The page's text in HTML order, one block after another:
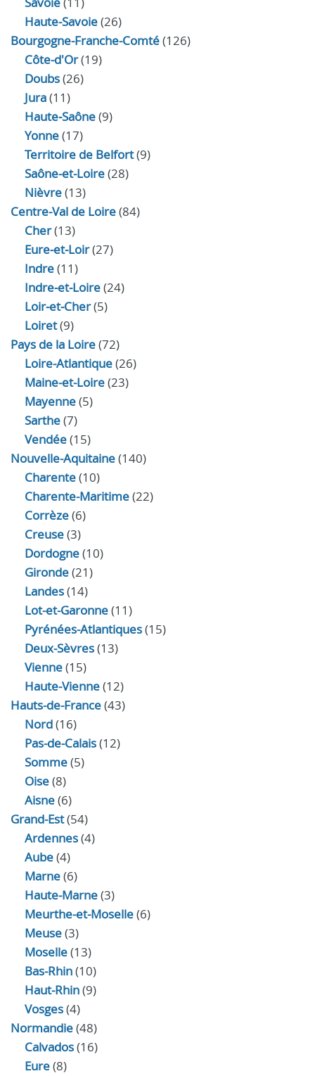
Haute-Savoie(26)
Bourgogne-Franche-Comté(126)
Côte-d'Or(19)
Doubs(26)
Jura(11)
Haute‑Saône(9)
Yonne(17)
Territoire de Belfort(9)
Saône-et-Loire(28)
Nièvre(13)
Centre-Val de Loire(84)
Cher(13)
Eure‑et‑Loir(27)
Indre(11)
Indre‑et‑Loire(24)
Loir‑et‑Cher(5)
Loiret(9)
Pays de la Loire(72)
Loire-Atlantique(26)
Maine-et-Loire(23)
Mayenne(5)
Sarthe(7)
Vendée(15)
Nouvelle-Aquitaine(140)
Charente(10)
Charente-Maritime(22)
Corrèze(6)
Creuse(3)
Dordogne(10)
Gironde(21)
Landes(14)
Lot-et-Garonne(11)
Pyrénées-Atlantiques(15)
Deux-Sèvres(13)
Vienne(15)
Haute-Vienne(12)
Hauts-de-France(43)
Nord(16)
Pas-de-Calais(12)
Somme(5)
Oise(8)
Aisne(6)
Grand-Est(54)
Ardennes(4)
Aube(4)
Marne(6)
Haute-Marne(3)
Meurthe-et-Moselle(6)
Meuse(3)
Moselle(13)
Bas-Rhin(10)
Haut-Rhin(9)
Vosges(4)
Normandie(48)
Calvados(16)
Eure(8)